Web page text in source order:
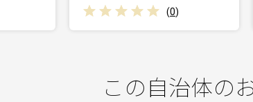
(0
この自治体の